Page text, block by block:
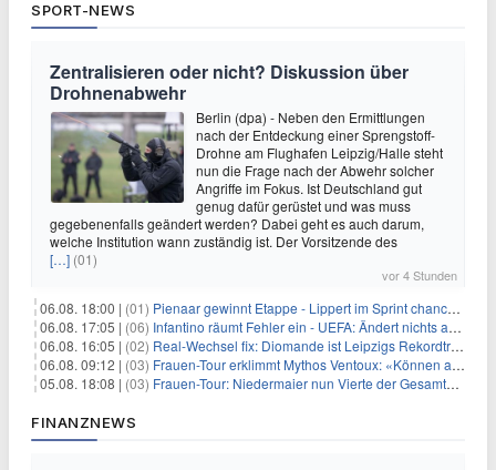
SPORT-NEWS
Zentralisieren oder nicht? Diskussion über
Drohnenabwehr
Berlin (dpa) - Neben den Ermittlungen
nach der Entdeckung einer Sprengstoff-
Drohne am Flughafen Leipzig/Halle steht
nun die Frage nach der Abwehr solcher
Angriffe im Fokus. Ist Deutschland gut
genug dafür gerüstet und was muss
gegebenenfalls geändert werden? Dabei geht es auch darum,
welche Institution wann zuständig ist. Der Vorsitzende des
[…] (01)
vor 4 Stunden
06.08. 18:00 | (01) Pienaar gewinnt Etappe - Lippert im Sprint chancenlos
06.08. 17:05 | (06) Infantino räumt Fehler ein - UEFA: Ändert nichts an Boykott
06.08. 16:05 | (02) Real-Wechsel fix: Diomande ist Leipzigs Rekordtransfer
06.08. 09:12 | (03) Frauen-Tour erklimmt Mythos Ventoux: «Können alles schaffen»
05.08. 18:08 | (03) Frauen-Tour: Niedermaier nun Vierte der Gesamtwertung
FINANZNEWS